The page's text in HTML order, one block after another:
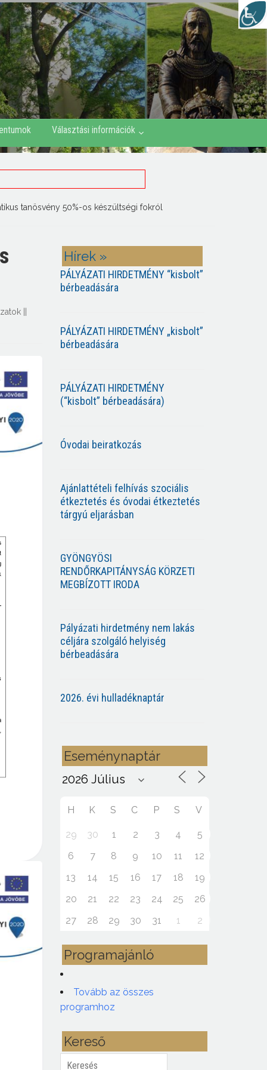
Választási információk
tanösvény 50%-os készültségi fokról
Hírek »
PÁLYÁZATI HIRDETMÉNY “kisbolt”
bérbeadására
PÁLYÁZATI HIRDETMÉNY „kisbolt”
bérbeadására
PÁLYÁZATI HIRDETMÉNY
(“kisbolt” bérbeadására)
Óvodai beiratkozás
Ajánlattételi felhívás szociális
étkeztetés és óvodai étkeztetés
tárgyú eljarásban
GYÖNGYÖSI
RENDŐRKAPITÁNYSÁG KÖRZETI
MEGBÍZOTT IRODA
Pályázati hirdetmény nem lakás
céljára szolgáló helyiség
bérbeadására
2026. évi hulladéknaptár
Eseménynaptár
H K S C P S V
29 30 1 2 3 4
5
6
7 8 9 10 11
12
13
14 15 16 17 18
19
20
21 22 23 24 25
26
27
28 29 30 31 1 2
Programajánló
Tovább az összes
programhoz
Kereső
Keresés